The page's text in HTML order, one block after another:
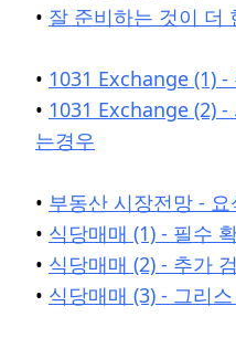
• 잘 준비하는 것이 더
• 1031 Exchange (1)
• 1031 Exchange (2)
는경우
• 부동산 시장전망 -
• 식당매매 (1) - 필수
• 식당매매 (2) - 추가
• 식당매매 (3) - 그리